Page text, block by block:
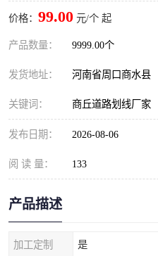
价格： 99.00 元/个 起
产品数量： 9999.00个
发货地址： 河南省周口商水县
关键词： 商丘道路划线厂家
发布日期： 2026-08-06
阅 读 量： 133
产品描述
加工定制 是